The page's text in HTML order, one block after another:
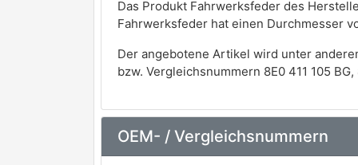
Das Produkt Fahrwerksfeder des
Fahrwerksfeder hat einen Durchmesser
Der angebotene Artikel wird unter
bzw. Vergleichsnummern 8E0 411 105
OEM- / Vergleichsnummern